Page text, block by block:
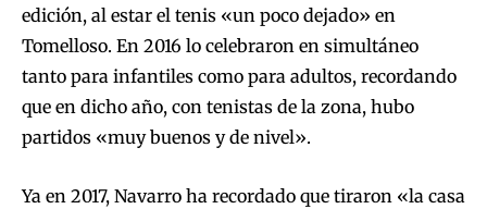
edición, al estar el tenis «un poco dejado» en
Tomelloso. En 2016 lo celebraron en simultáneo
tanto para infantiles como para adultos, recordando
que en dicho año, con tenistas de la zona, hubo
partidos «muy buenos y de nivel».
Ya en 2017, Navarro ha recordado que tiraron «la casa